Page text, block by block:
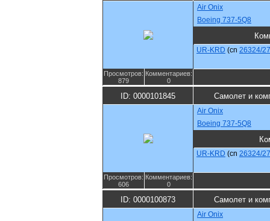
Air Onix
Boeing 737-5Q8
UR-KRD (cn 26324/
Просмотров:
879
Комментариев:
0
ID: 0000101845 Самолет и
Air Onix
Boeing 737-5Q8
UR-KRD (cn 26324/
Просмотров:
606
Комментариев:
0
ID: 0000100873 Самолет и
Air Onix